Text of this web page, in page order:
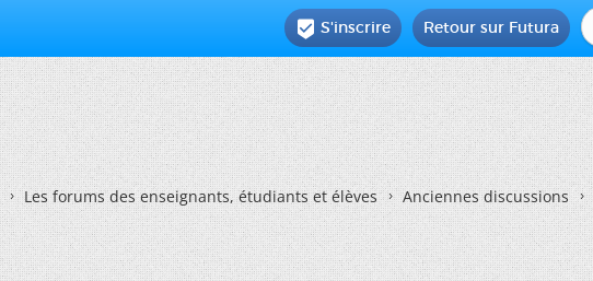
Retour sur Futura
 S'inscrire
Les forums des enseignants, étudiants et élèves Anciennes discussions